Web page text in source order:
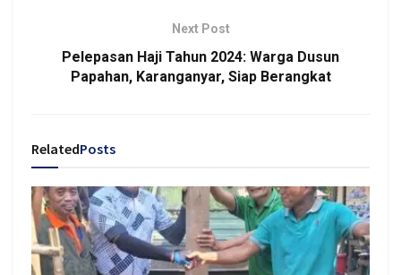
Next Post
Pelepasan Haji Tahun 2024: Warga Dusun
Papahan, Karanganyar, Siap Berangkat
RelatedPosts